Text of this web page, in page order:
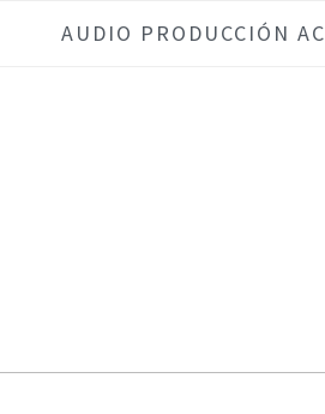
AUDIO PRODUCCIÓN